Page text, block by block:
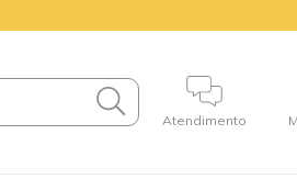
Atendimento